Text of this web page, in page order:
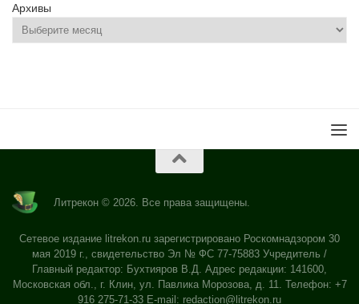
Архивы
Литрекон © 2026. Все права защищены.
Сетевое издание litrekon.ru зарегистрировано Роскомнадзором 30
мая 2019 г., свидетельство Эл № ФС 77-75883 Учредитель /
Главный редактор: Бухтияров В.Д. Адрес редакции: 141600,
Московская обл., г. Клин, ул. Павлика Морозова, д. 11. Телефон: +7
916 275-71-33 E-mail: redaction@litrekon.ru